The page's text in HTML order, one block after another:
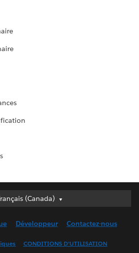
(Canada)
Français (Canada)
English (UK)
Développeur Contactez-nous
CONDITIONS D’UTILISATION